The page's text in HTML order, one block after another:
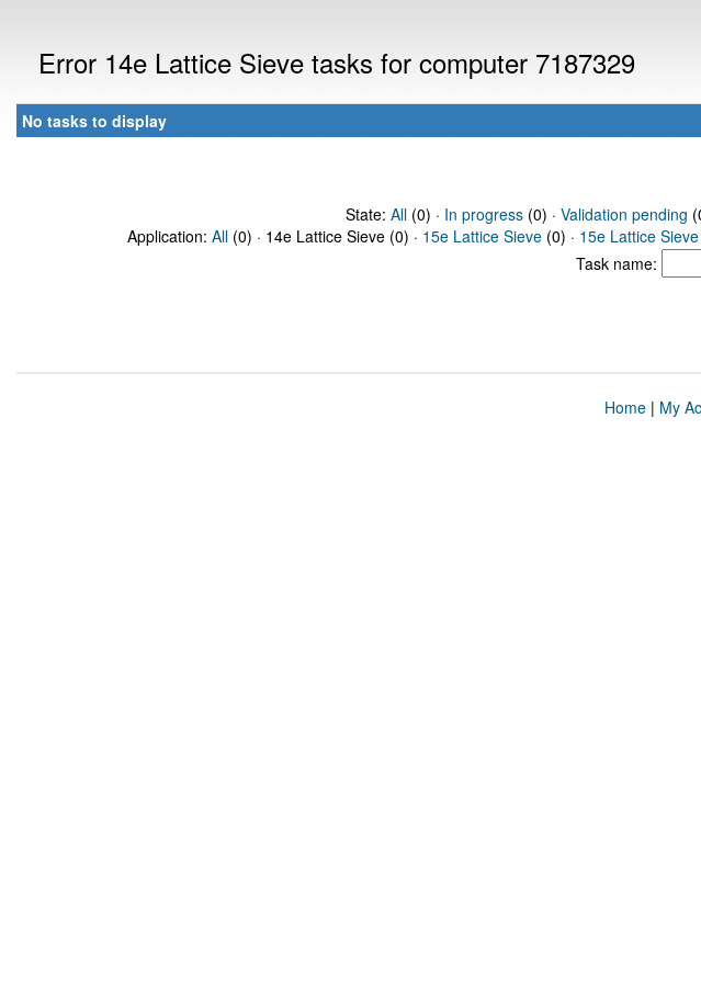
Error 14e Lattice Sieve tasks for computer 7187329
No tasks to display
State: All(0) · In progress(0) · Validation pending
Application: All (0) · 14e Lattice Sieve (0) · 15e Lattice Sieve (0) · 15e Lattice
Task name:
Home| My